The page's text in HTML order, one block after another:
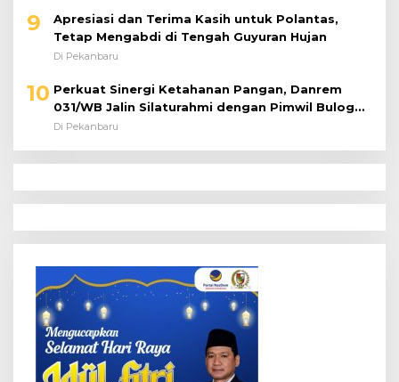
9
Apresiasi dan Terima Kasih untuk Polantas,
Tetap Mengabdi di Tengah Guyuran Hujan
Di Pekanbaru
10 Perkuat Sinergi Ketahanan Pangan, Danrem
031/WB Jalin Silaturahmi dengan Pimwil Bulog
Riau dan Kepri
Di Pekanbaru